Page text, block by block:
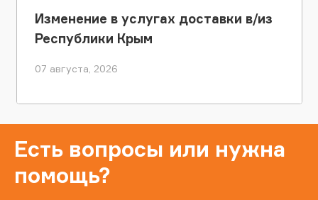
Изменение в услугах доставки в/из
Республики Крым
07 августа, 2026
Есть вопросы или нужна
помощь?